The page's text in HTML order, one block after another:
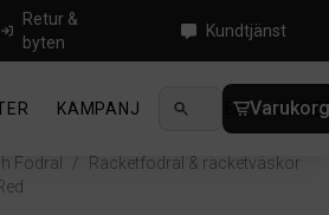
Retur &
byten
Kundtjänst
KAMPANJ NYHETER
Fodral /
Racketfodral & racketväskor